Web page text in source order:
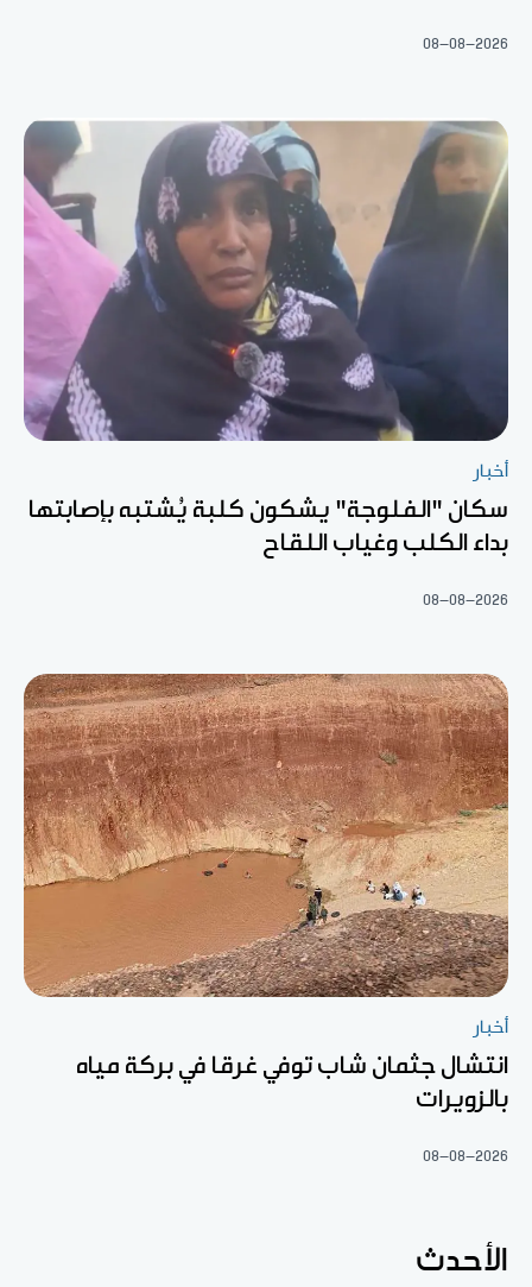
08-08-2026
أخبار
سكان "الفلوجة" يشكون كلبة يُشتبه بإصابتها
بداء الكلب وغياب اللقاح
08-08-2026
أخبار
انتشال جثمان شاب توفي غرقا في بركة مياه
بالزويرات
08-08-2026
الأحدث